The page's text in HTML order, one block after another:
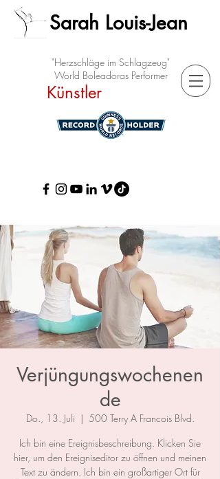
Sarah Louis-Jean
Künstler
"Herzschläge im Schlagzeug"
World Boleadoras Performer
Verjüngungswochenen
de
Do., 13. Juli
  |
500 Terry A Francois Blvd.
Ich bin eine Ereignisbeschreibung. Klicken Sie
hier, um den Ereigniseditor zu öffnen und meinen
Text zu ändern. Ich bin ein großartiger Ort für